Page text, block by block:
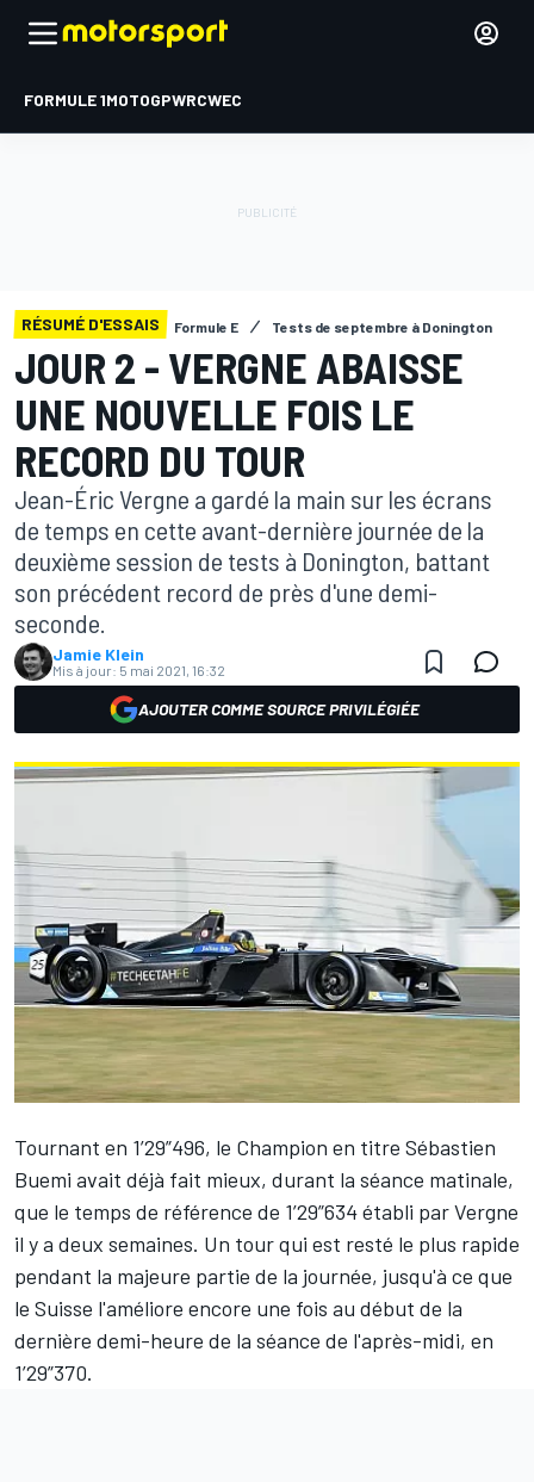
FORMULE 1MOTOGPWRCWEC
RÉSUMÉ D'ESSAIS Formule E Tests de septembre à Donington
JOUR 2 - VERGNE ABAISSE
UNE NOUVELLE FOIS LE
RECORD DU TOUR
Jean-Éric Vergne a gardé la main sur les écrans
de temps en cette avant-dernière journée de la
deuxième session de tests à Donington, battant
son précédent record de près d'une demi-
seconde.
Jamie Klein
Mis à jour: 5 mai 2021, 16:32
AJOUTER COMME SOURCE PRIVILÉGIÉE
Tournant en 1’29”496, le Champion en titre Sébastien
Buemi avait déjà fait mieux, durant la séance matinale,
que le temps de référence de 1’29”634 établi par Vergne
il y a deux semaines. Un tour qui est resté le plus rapide
pendant la majeure partie de la journée, jusqu'à ce que
le Suisse l'améliore encore une fois au début de la
dernière demi-heure de la séance de l'après-midi, en
1’29”370.